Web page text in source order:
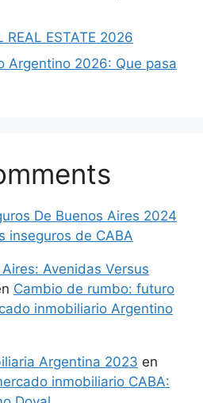
REAL ESTATE 2026
Argentino 2026: Que pasa
De Buenos Aires 2024
inseguros de CABA
Avenidas Versus
Cambio de rumbo: futuro
inmobiliario Argentino
Argentina 2023 en
inmobiliario CABA: